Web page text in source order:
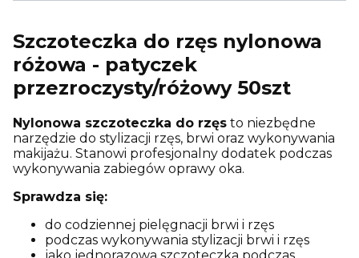
Szczoteczka do rzęs nylonowa
różowa - patyczek
przezroczysty/różowy 50szt
Nylonowa szczoteczka do rzęs to niezbędne
narzędzie do stylizacji rzęs, brwi oraz wykonywania
makijażu. Stanowi profesjonalny dodatek podczas
wykonywania zabiegów oprawy oka.
Sprawdza się:
do codziennej pielęgnacji brwi i rzęs
podczas wykonywania stylizacji brwi i rzęs